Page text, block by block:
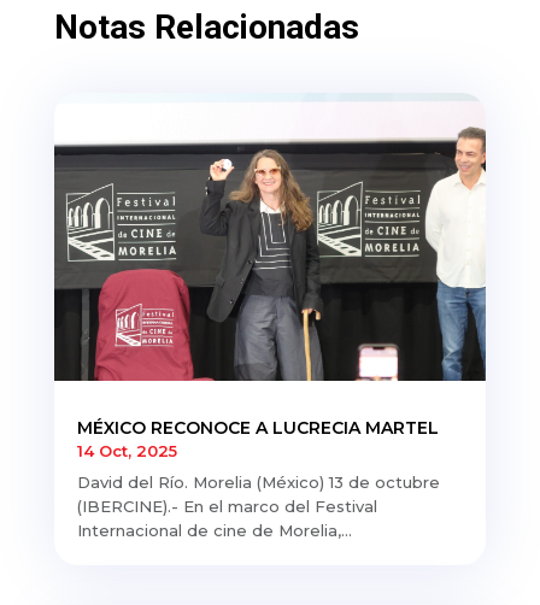
Notas Relacionadas
MÉXICO RECONOCE A LUCRECIA MARTEL
14 Oct, 2025
David del Río. Morelia (México) 13 de octubre
(IBERCINE).- En el marco del Festival
Internacional de cine de Morelia,...